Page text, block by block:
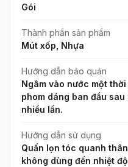
Gói
Thành phần sản phẩm
Mút xốp, Nhựa
Hướng dẫn bảo quản
Ngâm vào nước một
phom dáng ban đầu
nhiều lần.
Hướng dẫn sử dụng
Quấn lọn tóc quanh
không dùng đến nhiệt